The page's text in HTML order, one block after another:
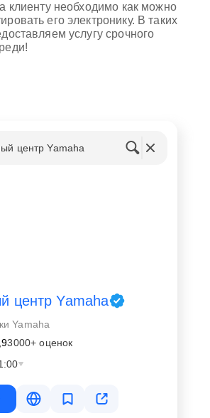
клиенту необходимо как можно
его электронику. В таких
услугу срочного
центр Yamaha
центр Yamaha
Yamaha
3000+ оценок